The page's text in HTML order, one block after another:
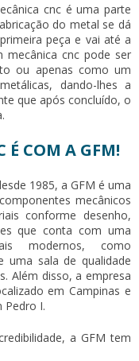
cncé uma parte
do metal se dá
peça e vai até a
mecânica cncpode ser
ou apenas como um
dando-lhes a
que após concluído, o
É COM A GFM!
1985, a GFM é uma
mecânicos
conforme desenho,
que conta com uma
modernos, como
uma sala de qualidade
Além disso, a empresa
em Campinas e
Pedro I.
a GFM tem